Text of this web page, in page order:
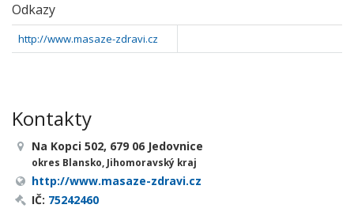
Odkazy
http://www.masaze-zdravi.cz
Kontakty
Na Kopci 502, 679 06 Jedovnice
okres Blansko, Jihomoravský kraj
http://www.masaze-zdravi.cz
IČ: 75242460